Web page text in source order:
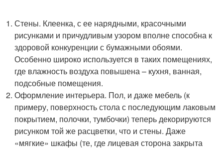
Стены. Клеенка, с ее нарядными, красочными
рисунками и причудливым узором вполне способна к
здоровой конкуренции с бумажными обоями.
Особенно широко используется в таких помещениях,
где влажность воздуха повышена – кухня, ванная,
подсобные помещения.
Оформление интерьера. Пол, и даже мебель (к
примеру, поверхность стола с последующим лаковым
покрытием, полочки, тумбочки) теперь декорируются
рисунком той же расцветки, что и стены. Даже
«мягкие» шкафы (те, где лицевая сторона закрыта